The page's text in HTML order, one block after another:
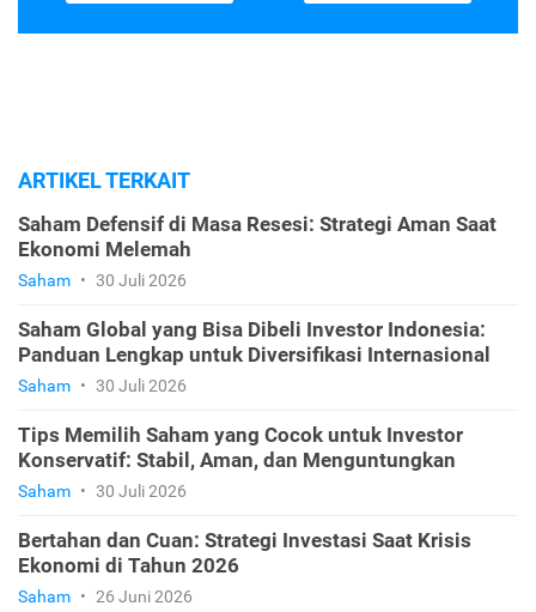
ARTIKEL TERKAIT
Saham Defensif di Masa Resesi: Strategi Aman Saat
Ekonomi Melemah
Saham • 30 Juli 2026
Saham Global yang Bisa Dibeli Investor Indonesia:
Panduan Lengkap untuk Diversifikasi Internasional
Saham • 30 Juli 2026
Tips Memilih Saham yang Cocok untuk Investor
Konservatif: Stabil, Aman, dan Menguntungkan
Saham • 30 Juli 2026
Bertahan dan Cuan: Strategi Investasi Saat Krisis
Ekonomi di Tahun 2026
Saham • 26 Juni 2026